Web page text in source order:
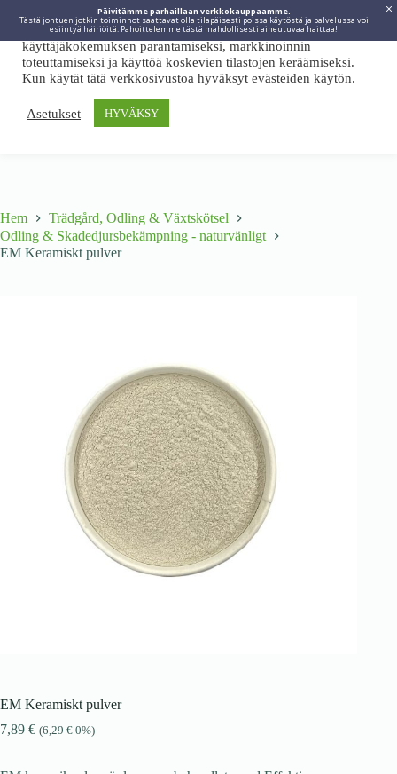
Päivitämme parhaillaan verkkokauppaamme.
Tästä johtuen jotkin toiminnot saattavat olla tilapäisesti poissa käytöstä ja palvelussa voi
esiintyä häiriöitä. Pahoittelemme tästä mahdollisesti aiheutuvaa haittaa!
Hem
Trädgård, Odling & Växtskötsel
Odling & Skadedjursbekämpning - naturvänligt
EM Keramiskt pulver
EM Keramiskt pulver
7,89 € (6,29 € 0%)
Viidakkotohtori.fi käyttää internetpalveluissaan evästeitä
käyttäjäkokemuksen parantamiseksi, markkinoinnin
toteuttamiseksi ja käyttöä koskevien tilastojen keräämiseksi.
Kun käytät tätä verkkosivustoa hyväksyt evästeiden käytön.
Asetukset HYVÄKSY